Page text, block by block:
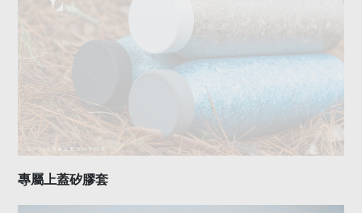
專屬上蓋矽膠套